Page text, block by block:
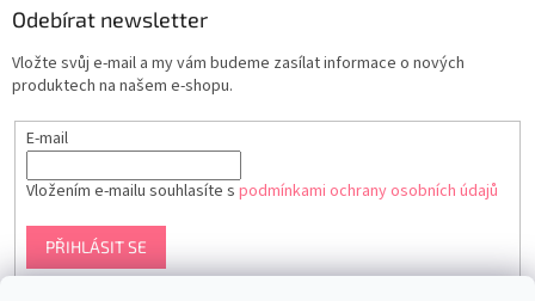
Odebírat newsletter
Vložte svůj e-mail a my vám budeme zasílat informace o nových
produktech na našem e-shopu.
E-mail
Vložením e-mailu souhlasíte s podmínkami ochrany osobních údajů
PŘIHLÁSIT SE